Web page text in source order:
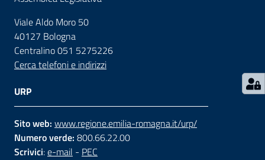
Contatti
su
Viale Aldo Moro 50
40127 Bologna
Centralino 051 5275226
Cerca telefoni e indirizzi
URP
Sito web: www.regione.emilia-romagna.it/urp/
Numero verde: 800.66.22.00
Scrivici:e-mail - PEC